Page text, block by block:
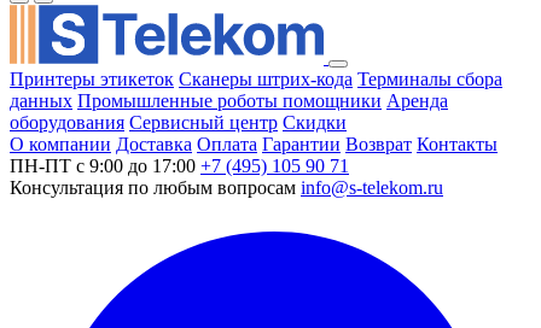
Принтеры этикеток Сканеры штрих-кода Терминалы сбора
данных Промышленные роботы помощники Аренда
оборудования Сервисный центр Скидки
О компании Доставка Оплата Гарантии Возврат Контакты
ПН-ПТ с 9:00 до 17:00 +7 (495) 105 90 71
Консультация по любым вопросам info@s-telekom.ru